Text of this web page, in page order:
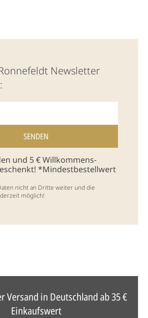
Newsletter
und 5 € Willkommens-
*Mindestbestellwert
nicht an Dritte weiter und die
möglich!
Versand in Deutschland ab 35 €
Einkaufswert